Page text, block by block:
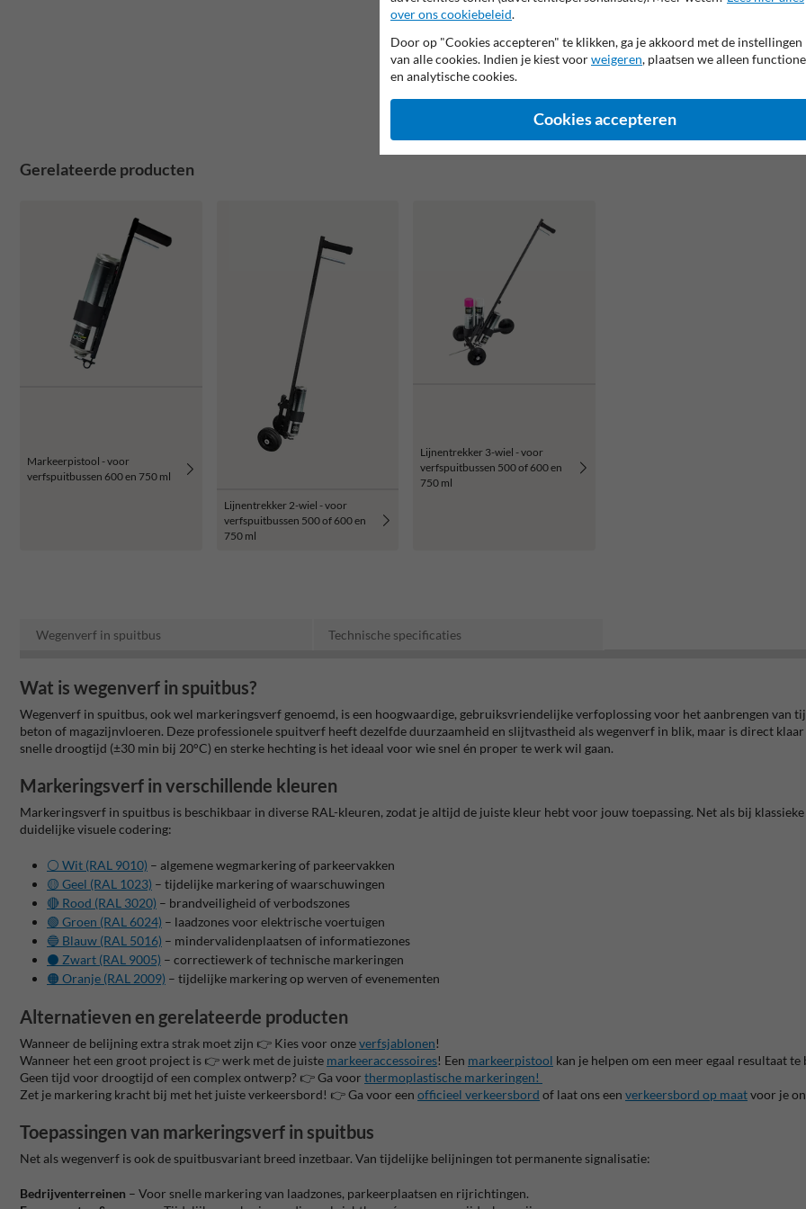
Gerelateerde producten
Markeerpistool - voor
verfspuitbussen 600 en 750 ml
Lijnentrekker 2-wiel - voor
verfspuitbussen 500 of 600 en
750 ml
Lijnentrekker 3-wiel - voor
verfspuitbussen 500 of 600 en
750 ml
Wegenverf in spuitbus Technische specificaties
Wat is wegenverf in spuitbus?
Wegenverf in spuitbus, ook wel markeringsverf genoemd, is een hoogwaardige, gebruiksvriendelijke verfoplossing voor het aanbrengen van
beton of magazijnvloeren. Deze professionele spuitverf heeft dezelfde duurzaamheid en slijtvastheid als wegenverf in blik, maar is direct
snelle droogtijd (±30 min bij 20°C) en sterke hechting is het ideaal voor wie snel én proper te werk wil gaan.
Markeringsverf in verschillende kleuren
Markeringsverf in spuitbus is beschikbaar in diverse RAL-kleuren, zodat je altijd de juiste kleur hebt voor jouw toepassing. Net als bij
duidelijke visuele codering:
⚪️ Wit (RAL 9010) – algemene wegmarkering of parkeervakken
🟡 Geel (RAL 1023) – tijdelijke markering of waarschuwingen
🔴 Rood (RAL 3020) – brandveiligheid of verbodszones
🟢 Groen (RAL 6024) – laadzones voor elektrische voertuigen
🔵 Blauw (RAL 5016) – mindervalidenplaatsen of informatiezones
⚫️ Zwart (RAL 9005) – correctiewerk of technische markeringen
🟠 Oranje (RAL 2009) – tijdelijke markering op werven of evenementen
Alternatieven en gerelateerde producten
Wanneer de belijning extra strak moet zijn 👉 Kies voor onzeverfsjablonen!
Wanneer het een groot project is 👉 werk met de juiste markeeraccessoires! Een markeerpistool kan je helpen om een meer egaal resultaat te
Geen tijd voor droogtijd of een complex ontwerp? 👉 Ga voor thermoplastische markeringen!
Zet je markering kracht bij met het juiste verkeersbord! 👉 Ga voor een officieel verkeersbord of laat ons een verkeersbord op maatvoor je
Toepassingen van markeringsverf in spuitbus
Net als wegenverf is ook de spuitbusvariant breed inzetbaar. Van tijdelijke belijningen tot permanente signalisatie:
Bedrijventerreinen – Voor snelle markering van laadzones, parkeerplaatsen en rijrichtingen.
over ons cookiebeleid.
Door op "Cookies accepteren" te klikken, ga je akkoord met de instellingen
van alle cookies. Indien je kiest voorweigeren, plaatsen we alleen
en analytische cookies.
Cookies accepteren